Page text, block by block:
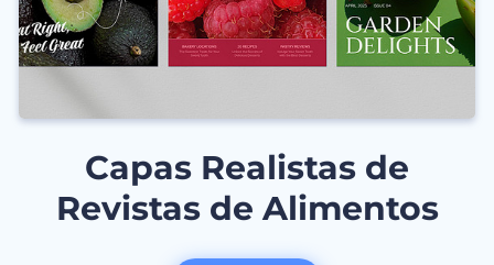
Capas Realistas de
Revistas de Alimentos